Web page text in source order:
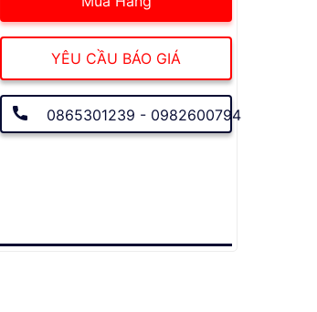
YÊU CẦU BÁO GIÁ
0865301239 - 0982600794